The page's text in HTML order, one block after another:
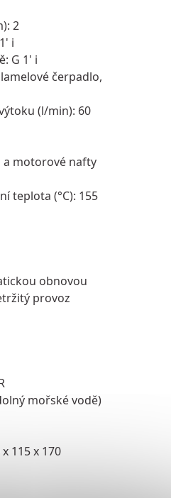
2
i
G 1' i
čerpadlo,
(l/min): 60
a motorové nafty
teplota (°C): 155
obnovou
provoz
mořské vodě)
115 x 170